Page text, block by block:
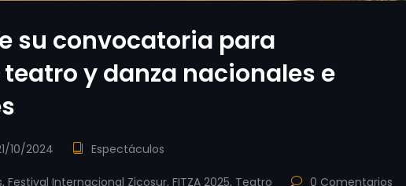
su convocatoria para
y danza nacionales e
10/2024 Espectáculos
, Festival Internacional Zicosur, FITZA 2025, Teatro 0 Comentarios